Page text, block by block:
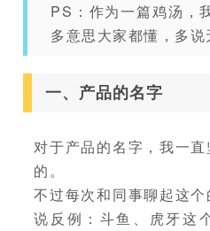
PS：作为一篇鸡汤，
多意思大家都懂，多说
一、产品的名字
对于产品的名字，我一
的。
不过每次和同事聊起这
说反例：斗鱼、虎牙这